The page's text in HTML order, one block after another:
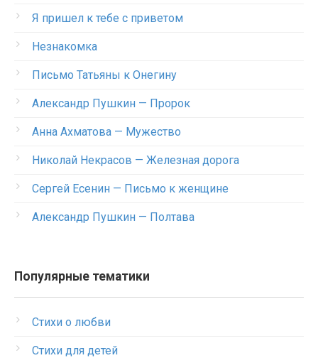
Я пришел к тебе с приветом
Незнакомка
Письмо Татьяны к Онегину
Александр Пушкин — Пророк
Анна Ахматова — Мужество
Николай Некрасов — Железная дорога
Сергей Есенин — Письмо к женщине
Александр Пушкин — Полтава
Популярные тематики
Стихи о любви
Стихи для детей